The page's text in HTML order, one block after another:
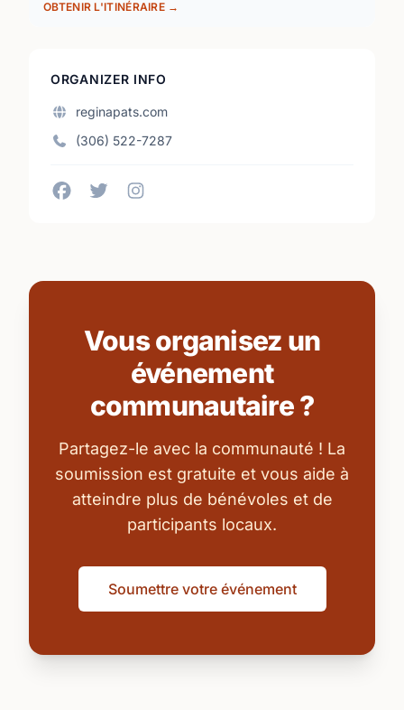
OBTENIR L'ITINÉRAIRE →
ORGANIZER INFO
reginapats.com
(306) 522-7287
Vous organisez un
événement
communautaire ?
Partagez-le avec la communauté ! La
soumission est gratuite et vous aide à
atteindre plus de bénévoles et de
participants locaux.
Soumettre votre événement